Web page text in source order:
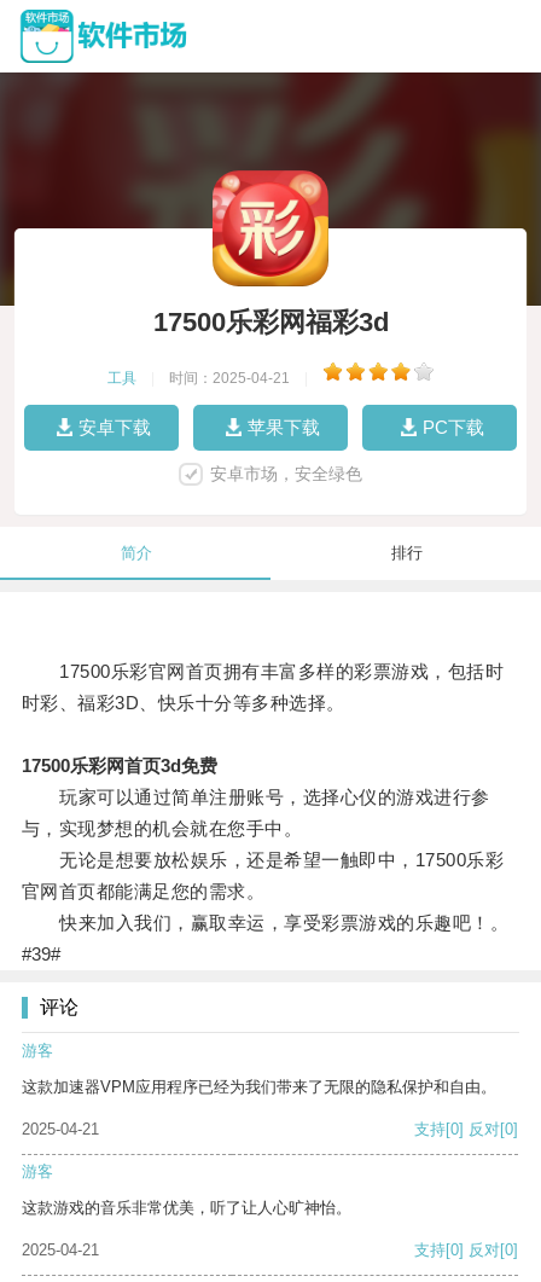
17500乐彩网福彩3d
工具 时间：2025-04-21
安卓下载 苹果下载 PC下载
安卓市场，安全绿色
简介 排行
17500乐彩官网首页拥有丰富多样的彩票游戏，包括时
时彩、福彩3D、快乐十分等多种选择。
17500乐彩网首页3d免费
玩家可以通过简单注册账号，选择心仪的游戏进行参
与，实现梦想的机会就在您手中。
无论是想要放松娱乐，还是希望一触即中，17500乐彩
官网首页都能满足您的需求。
快来加入我们，赢取幸运，享受彩票游戏的乐趣吧！。
#39#
评论
游客
这款加速器VPM应用程序已经为我们带来了无限的隐私保护和自由。
2025-04-21 支持[0] 反对[0]
游客
这款游戏的音乐非常优美，听了让人心旷神怡。
2025-04-21 支持[0] 反对[0]